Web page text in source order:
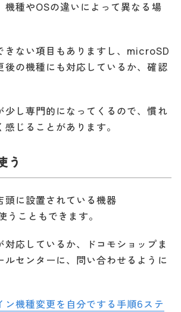
機種やOSの違いによって異なる場
きない項目もありますし、microSD
後の機種にも対応しているか、確認
少し専門的になってくるので、慣れ
じることがあります。
う
頭に設置されている機器
うこともできます。
対応しているか、ドコモショップま
ルセンターに、問い合わせるように
ン機種変更を自分でする手順6ステ